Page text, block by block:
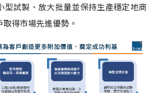
型試製、放大批量並保持生產穩定地商
得市場先進優勢。